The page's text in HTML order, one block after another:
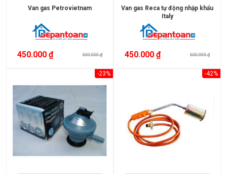
Van gas Petrovietnam
450.000 ₫ 600.000 ₫
Van gas Reca tự động nhập khẩu
Italy
450.000 ₫ 600.000 ₫
-23% -42%